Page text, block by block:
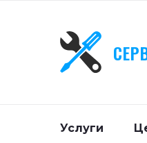
Услуги